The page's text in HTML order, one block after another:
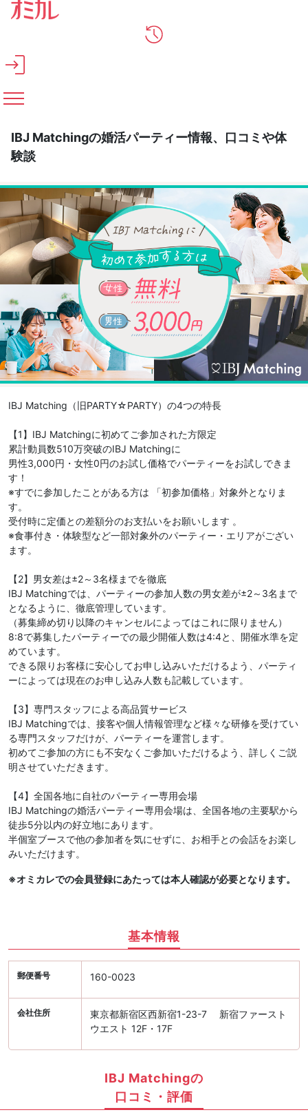
メインコンテンツへスキップ
IBJ Matchingの婚活パーティー情報、口コミや体
験談
IBJ Matching（旧PARTY☆PARTY）の4つの特長
【1】IBJ Matchingに初めてご参加された方限定
累計動員数510万突破のIBJ Matchingに
男性3,000円・女性0円のお試し価格でパーティーをお試しできま
す！
※すでに参加したことがある方は 「初参加価格」対象外となりま
す。
受付時に定価との差額分のお支払いをお願いします 。
※食事付き・体験型など一部対象外のパーティー・エリアがござい
ます。
【2】男女差は±2～3名様までを徹底
IBJ Matchingでは、パーティーの参加人数の男女差が±2～3名まで
となるように、徹底管理しています。
（募集締め切り以降のキャンセルによってはこれに限りません）
8:8で募集したパーティーでの最少開催人数は4:4と、開催水準を定
めています。
できる限りお客様に安心してお申し込みいただけるよう、パーティ
ーによっては現在のお申し込み人数も記載しています。
【3】専門スタッフによる高品質サービス
IBJ Matchingでは、接客や個人情報管理など様々な研修を受けてい
る専門スタッフだけが、パーティーを運営します。
初めてご参加の方にも不安なくご参加いただけるよう、詳しくご説
明させていただきます。
【4】全国各地に自社のパーティー専用会場
IBJ Matchingの婚活パーティー専用会場は、全国各地の主要駅から
徒歩5分以内の好立地にあります。
半個室ブースで他の参加者を気にせずに、お相手との会話をお楽し
みいただけます。
※オミカレでの会員登録にあたっては本人確認が必要となります。
基本情報
郵便番号 160-0023
会社住所
東京都新宿区西新宿1-23-7 新宿ファースト
ウエスト 12F・17F
IBJ Matchingの
口コミ・評価